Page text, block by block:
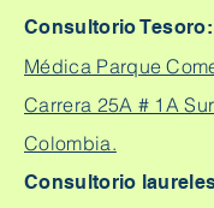
Consultorio Tesoro:
Médica Parque
Carrera 25A # 1A
Colombia.
Consultorio